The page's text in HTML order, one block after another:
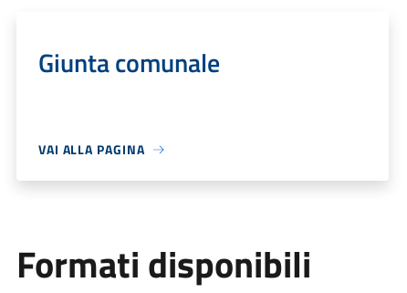
Giunta comunale
VAI ALLA PAGINA
Formati disponibili